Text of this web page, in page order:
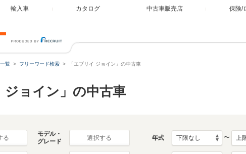
輸入車 カタログ 中古車販売店 保険/
覧 フリーワード検索 「エブリイ ジョイン」の中古車
ジョイン」の中古車
る
モデル・
グレード
選択する 年式 〜